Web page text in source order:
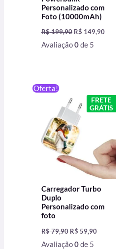
Personalizado com
Foto (10000mAh)
R$199,90 R$ 149,90
Avaliação0de 5
Oferta!
FRETE
GRÁTIS
Carregador Turbo
Duplo
Personalizado com
foto
R$79,90
original
era:
R$ 79,90.
R$ 59,90
preço
atual
é:
Avaliação0de 5